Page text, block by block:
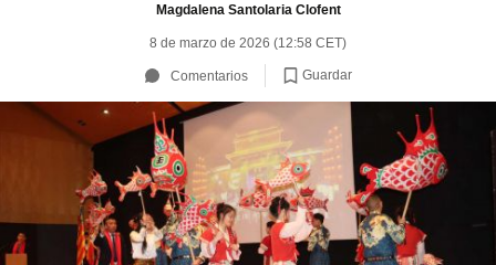
Magdalena Santolaria Clofent
8 de marzo de 2026 (12:58 CET)
Comentarios Guardar